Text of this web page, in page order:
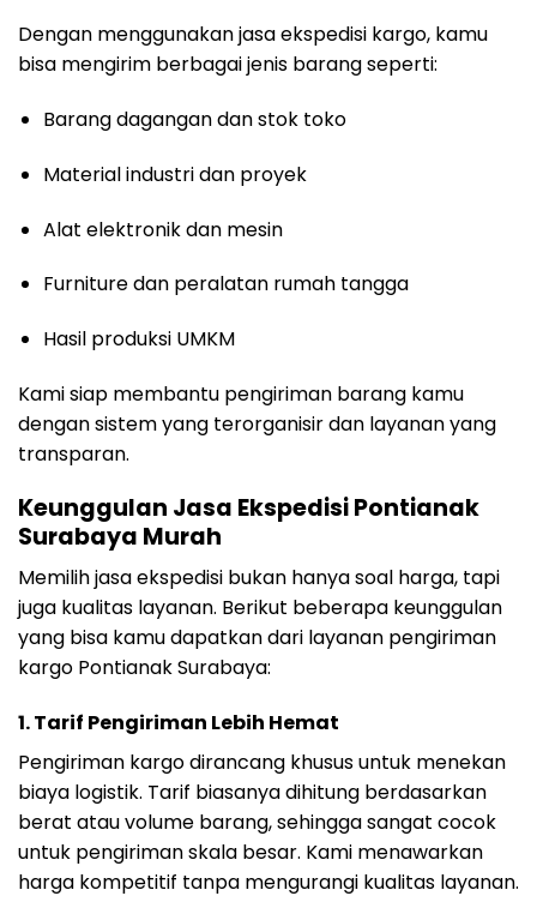
Dengan menggunakan jasa ekspedisi kargo, kamu
bisa mengirim berbagai jenis barang seperti:
Barang dagangan dan stok toko
Material industri dan proyek
Alat elektronik dan mesin
Furniture dan peralatan rumah tangga
Hasil produksi UMKM
Kami siap membantu pengiriman barang kamu
dengan sistem yang terorganisir dan layanan yang
transparan.
Keunggulan Jasa Ekspedisi Pontianak
Surabaya Murah
Memilih jasa ekspedisi bukan hanya soal harga, tapi
juga kualitas layanan. Berikut beberapa keunggulan
yang bisa kamu dapatkan dari layanan pengiriman
kargo Pontianak Surabaya:
1. Tarif Pengiriman Lebih Hemat
Pengiriman kargo dirancang khusus untuk menekan
biaya logistik. Tarif biasanya dihitung berdasarkan
berat atau volume barang, sehingga sangat cocok
untuk pengiriman skala besar. Kami menawarkan
harga kompetitif tanpa mengurangi kualitas layanan.